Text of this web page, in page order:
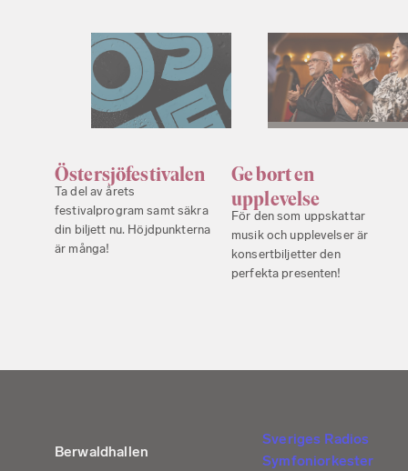
Östersjöfestivalen
Ta del av årets
festivalprogram samt säkra
din biljett nu. Höjdpunkterna
är många!
Ge bort en
upplevelse
För den som uppskattar
musik och upplevelser är
konsertbiljetter den
perfekta presenten!
Berwaldhallen
Sveriges Radios
Symfoniorkester